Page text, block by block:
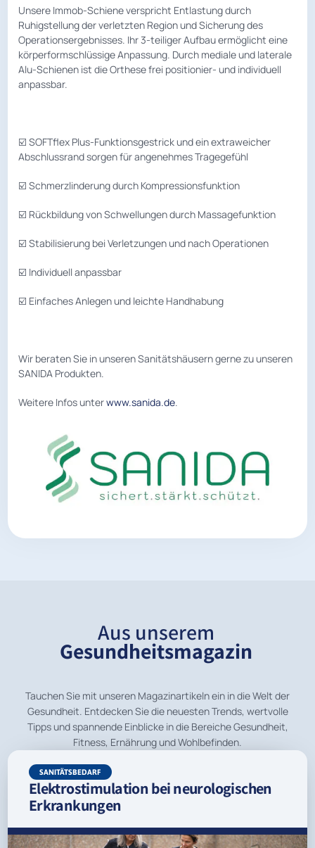
Unsere Immob-Schiene verspricht Entlastung durch
Ruhigstellung der verletzten Region und Sicherung des
Operationsergebnisses. Ihr 3-teiliger Aufbau ermöglicht eine
körperformschlüssige Anpassung. Durch mediale und laterale
Alu-Schienen ist die Orthese frei positionier- und individuell
anpassbar.
☑️ SOFTflex Plus-Funktionsgestrick und ein extraweicher
Abschlussrand sorgen für angenehmes Tragegefühl
☑️ Schmerzlinderung durch Kompressionsfunktion
☑️ Rückbildung von Schwellungen durch Massagefunktion
☑️ Stabilisierung bei Verletzungen und nach Operationen
☑️ Individuell anpassbar
☑️ Einfaches Anlegen und leichte Handhabung
Wir beraten Sie in unseren Sanitätshäusern gerne zu unseren
SANIDA Produkten.
Weitere Infos unterwww.sanida.de.
Aus unserem
Gesundheitsmagazin
Tauchen Sie mit unseren Magazinartikeln ein in die Welt der
Gesundheit. Entdecken Sie die neuesten Trends, wertvolle
Tipps und spannende Einblicke in die Bereiche Gesundheit,
Fitness, Ernährung und Wohlbefinden.
SANITÄTSBEDARF
Elektrostimulation bei neurologischen
Erkrankungen